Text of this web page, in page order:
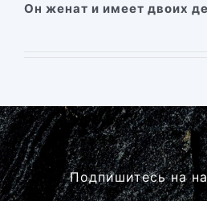
Он женат и имеет двоих
Подпишитесь на